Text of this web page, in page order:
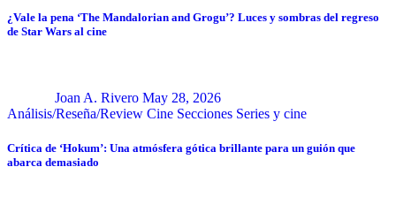
¿Vale la pena ‘The Mandalorian and Grogu’? Luces y sombras del regreso
de Star Wars al cine
Joan A. Rivero May 28, 2026
Análisis/Reseña/Review Cine Secciones Series y cine
Crítica de ‘Hokum’: Una atmósfera gótica brillante para un guión que
abarca demasiado